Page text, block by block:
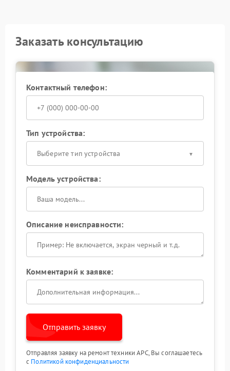
Заказать консультацию
Контактный телефон:
Тип устройства:
Выберите тип устройства
Модель устройства:
Описание неисправности:
Комментарий к заявке:
Отправить заявку
Отправляя заявку на ремонт техники APC, Вы соглашаетесь
с Политикой конфиденциальности